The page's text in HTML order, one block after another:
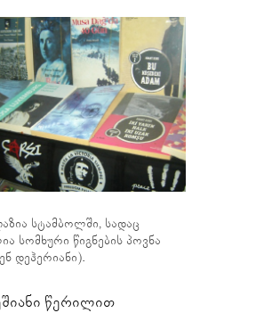
სტამბოლში, სადაც
სომხური წიგნების პოვნა
დეჰერიანი).
წერილით